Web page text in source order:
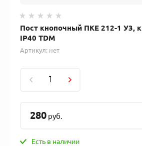
Пост кнопочный ПКЕ 212-1 У3,
IP40 TDM
Артикул: нет
280 руб.
Есть в наличии